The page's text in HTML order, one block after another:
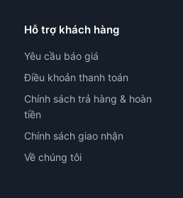
Hỗ trợ khách hàng
Yêu cầu báo giá
Điều khoản thanh toán
Chính sách trả hàng & hoàn
tiền
Chính sách giao nhận
Về chúng tôi